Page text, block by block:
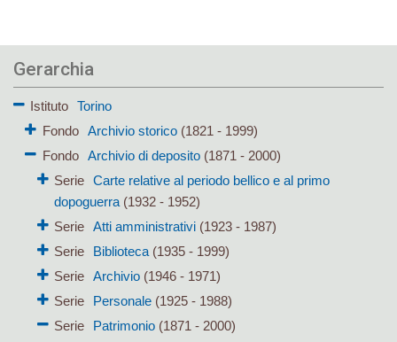
Gerarchia
Istituto
Torino
Fondo
Archivio storico(1821 - 1999)
Fondo
Archivio di deposito(1871 - 2000)
Serie Carte relative al periodo bellico e al primo
dopoguerra(1932 - 1952)
Serie Atti amministrativi(1923 - 1987)
Serie
Biblioteca(1935 - 1999)
Serie Archivio(1946 - 1971)
Serie
Personale(1925 - 1988)
Serie
Patrimonio(1871 - 2000)